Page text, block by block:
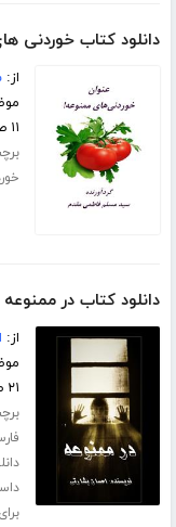
دانلود کتاب خوردنی
از:
۱۱ صفحه
دانلود کتاب در ممنوعه
از:
۲۱ صفحه